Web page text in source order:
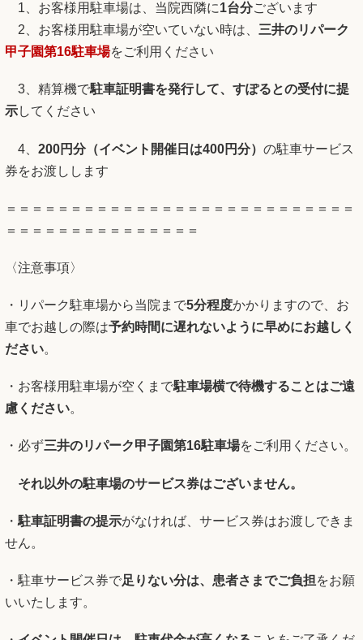
1、お客様用駐車場は、当院西隣に1台分ございます
2、お客様用駐車場が空いていない時は、 三井のリパーク
甲子園第16駐車場をご利用ください
3、精算機で駐車証明書を発行して、すぽるとの受付に提
示してください
4、 200円分（イベント開催日は400円分） の駐車サービス
券をお渡しします
＝＝＝＝＝＝＝＝＝＝＝＝＝＝＝＝＝＝＝＝＝＝＝＝＝＝＝
＝＝＝＝＝＝＝＝＝＝＝＝＝＝＝
〈注意事項〉
・リパーク駐車場から当院まで5分程度かかりますので、お
車でお越しの際は予約時間に遅れないように早めにお越しく
ださい。
・お客様用駐車場が空くまで駐車場横で待機することはご遠
慮ください。
・必ず三井のリパーク甲子園第16駐車場をご利用ください。
それ以外の駐車場のサービス券はございません。
・ 駐車証明書の提示がなければ、サービス券はお渡しできま
せん。
・駐車サービス券で足りない分は、患者さまでご負担をお願
いいたします。